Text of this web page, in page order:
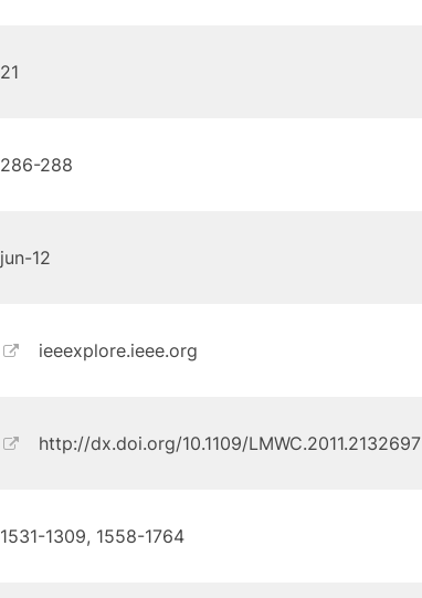
21
286-288
jun-12
ieeexplore.ieee.org
http://dx.doi.org/10.1109/LMWC.2011.2132697
1531-1309, 1558-1764